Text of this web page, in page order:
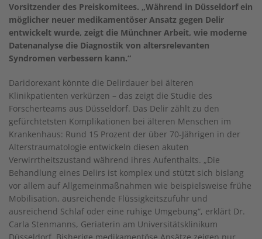
Vorsitzender des Preiskomitees. „Während in Düsseldorf ein
möglicher neuer medikamentöser Ansatz gegen Delir
entwickelt wurde, zeigt die Münchner Arbeit, wie moderne
Datenanalyse die Diagnostik von altersrelevanten
Syndromen verbessern kann.“
Daridorexant könnte die Delirdauer bei älteren
Klinikpatienten verkürzen – das zeigt die Studie des
Forscherteams aus Düsseldorf. Das Delir zählt zu den
gefürchtetsten Komplikationen bei älteren Menschen im
Krankenhaus: Rund 15 Prozent der über 70-Jährigen in der
Alterstraumatologie entwickeln diesen akuten
Verwirrtheitszustand während ihres Aufenthalts. „Die
Behandlung eines Delirs ist komplex und stützt sich bislang
vor allem auf Allgemeinmaßnahmen wie beispielsweise frühe
Mobilisation, ausreichende Flüssigkeitszufuhr und
ausreichend Schlaf oder eine ruhige Umgebung“, erklärt Dr.
Carla Stenmanns, Geriaterin am Universitätsklinikum